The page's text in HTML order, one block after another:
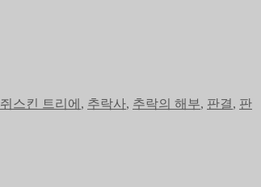
쥐스킨 트리에 , 추락사, 추락의 해부, 판결, 판